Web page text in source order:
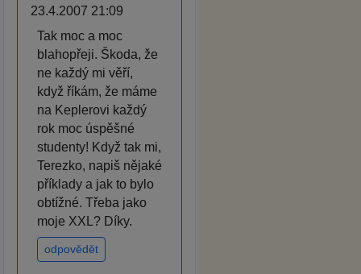
23.4.2007 21:09
Tak moc a moc
blahopřeji. Škoda, že
ne každý mi věří,
když říkám, že máme
na Keplerovi každý
rok moc úspěšné
studenty! Když tak mi,
Terezko, napiš nějaké
příklady a jak to bylo
obtížné. Třeba jako
moje XXL? Díky.
odpovědět